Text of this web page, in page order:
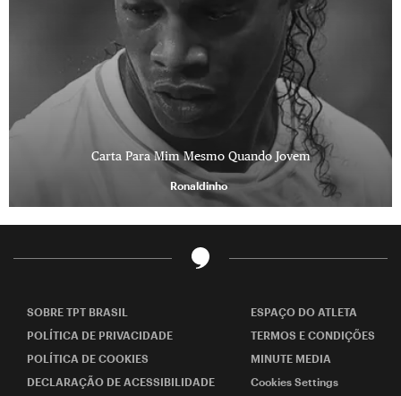
Carta Para Mim Mesmo Quando Jovem
Ronaldinho
SOBRE TPT BRASIL
ESPAÇO DO ATLETA
POLÍTICA DE PRIVACIDADE
TERMOS E CONDIÇÕES
POLÍTICA DE COOKIES
MINUTE MEDIA
DECLARAÇÃO DE ACESSIBILIDADE
Cookies Settings